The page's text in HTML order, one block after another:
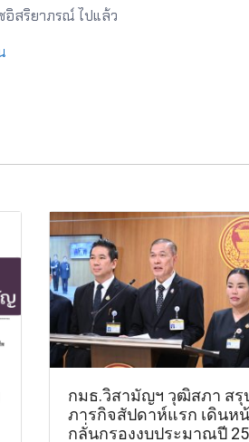
สริยาภรณ์ ไปแล้ว
กมธ.วิสามัญฯ วุฒิสภา สรุ
ภารกิจสัปดาห์แรก เดินห
กลั่นกรองงบประมาณปี